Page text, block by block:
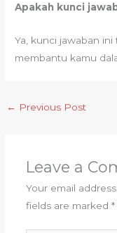
Apakah kunci
Ya, kunci jawaban
membantu kamu
← Previous Post
Leave a
Your email
fields are marked *